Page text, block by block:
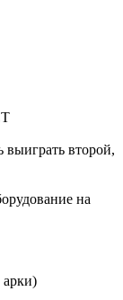
второй,
на